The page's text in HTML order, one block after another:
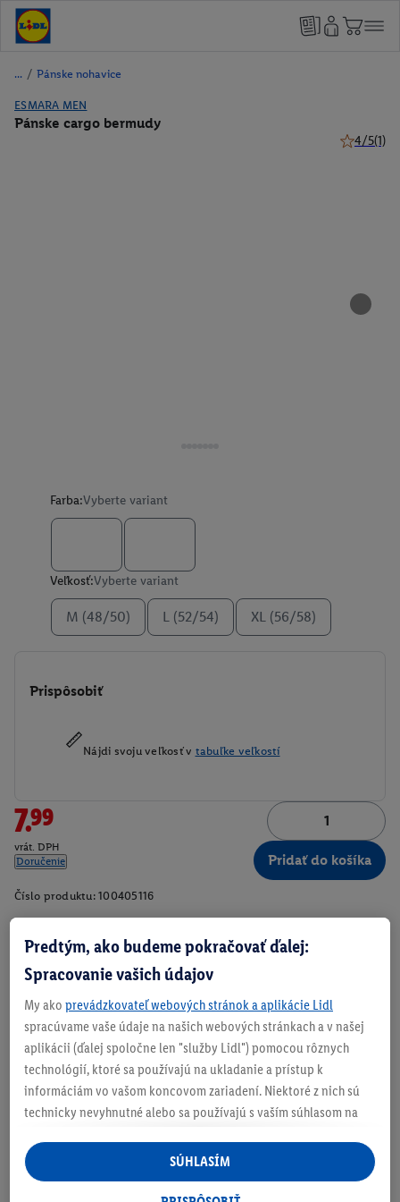
/ Pánske nohavice
ESMARA MEN
Pánske cargo bermudy
4/5(1)
Farba:Vyberte variant
Veľkosť:Vyberte variant
M (48/50) L (52/54) XL (56/58)
Prispôsobiť
Nájdi svoju veľkosť v tabuľke veľkostí
7.99
vrát. DPH
Doručenie
Pridať do košíka
Číslo produktu: 100405116
Zistite svoju veľkosť
O produkte
Predtým, ako budeme pokračovať ďalej:
Spracovanie vašich údajov
My ako prevádzkovateľ webových stránok a aplikácie Lidl
spracúvame vaše údaje na našich webových stránkach a v našej
aplikácii (ďalej spoločne len "služby Lidl") pomocou rôznych
technológií, ktoré sa používajú na ukladanie a prístup k
informáciám vo vašom koncovom zariadení. Niektoré z nich sú
technicky nevyhnutné alebo sa používajú s vaším súhlasom na
personalizovanú reklamu v rámci služieb Lidl aj mimo nich. Ak
ste účastníkom programu Lidl Plus, na tieto účely sa spracúvajú
aj údaje z vášho nákupného správania v obchode.
SÚHLASÍM